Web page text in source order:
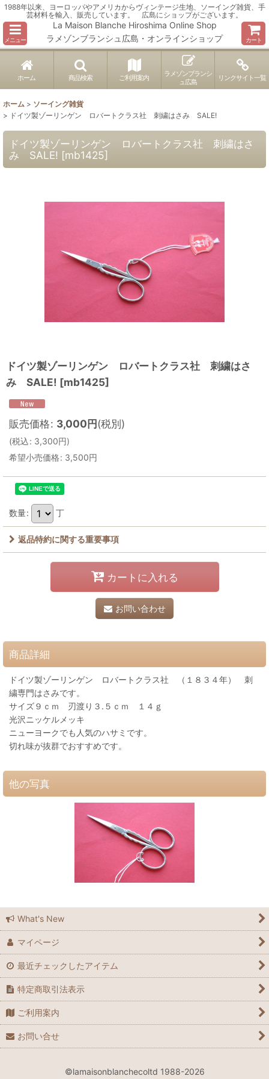
1988年以来、ヨーロッパやアメリカからヴィンテージ生地、ソーイング雑貨、手
芸材料を輸入、販売しています。 広島にショップがございます。
メニュー
La Maison Blanche Hiroshima Online Shop
ラメゾンブランシュ広島・オンラインショップ
カート
ホーム 商品検索 ご利用案内
ラメゾンブランシ
ュ広島
リンクサイト一覧
ホーム > ソーイング雑貨
> ドイツ製ゾーリンゲン ロバートクラス社 刺繍はさみ SALE!
ドイツ製ゾーリンゲン ロバートクラス社 刺繍はさ
み SALE! [mb1425]
ドイツ製ゾーリンゲン ロバートクラス社 刺繍はさ
み SALE! [mb1425]
販売価格: 3,000円(税別)
(税込: 3,300円)
希望小売価格: 3,500円
数量: 丁
返品特約に関する重要事項
カートに入れる
お問い合わせ
商品詳細
ドイツ製ゾーリンゲン ロバートクラス社 （１８３４年） 刺
繍専門はさみです。
サイズ９ｃｍ 刃渡り３.５ｃｍ １４ｇ
光沢ニッケルメッキ
ニューヨークでも人気のハサミです。
切れ味が抜群でおすすめです。
他の写真
What's New
マイページ
最近チェックしたアイテム
特定商取引法表示
ご利用案内
お問い合せ
©lamaisonblanchecoltd 1988-2026